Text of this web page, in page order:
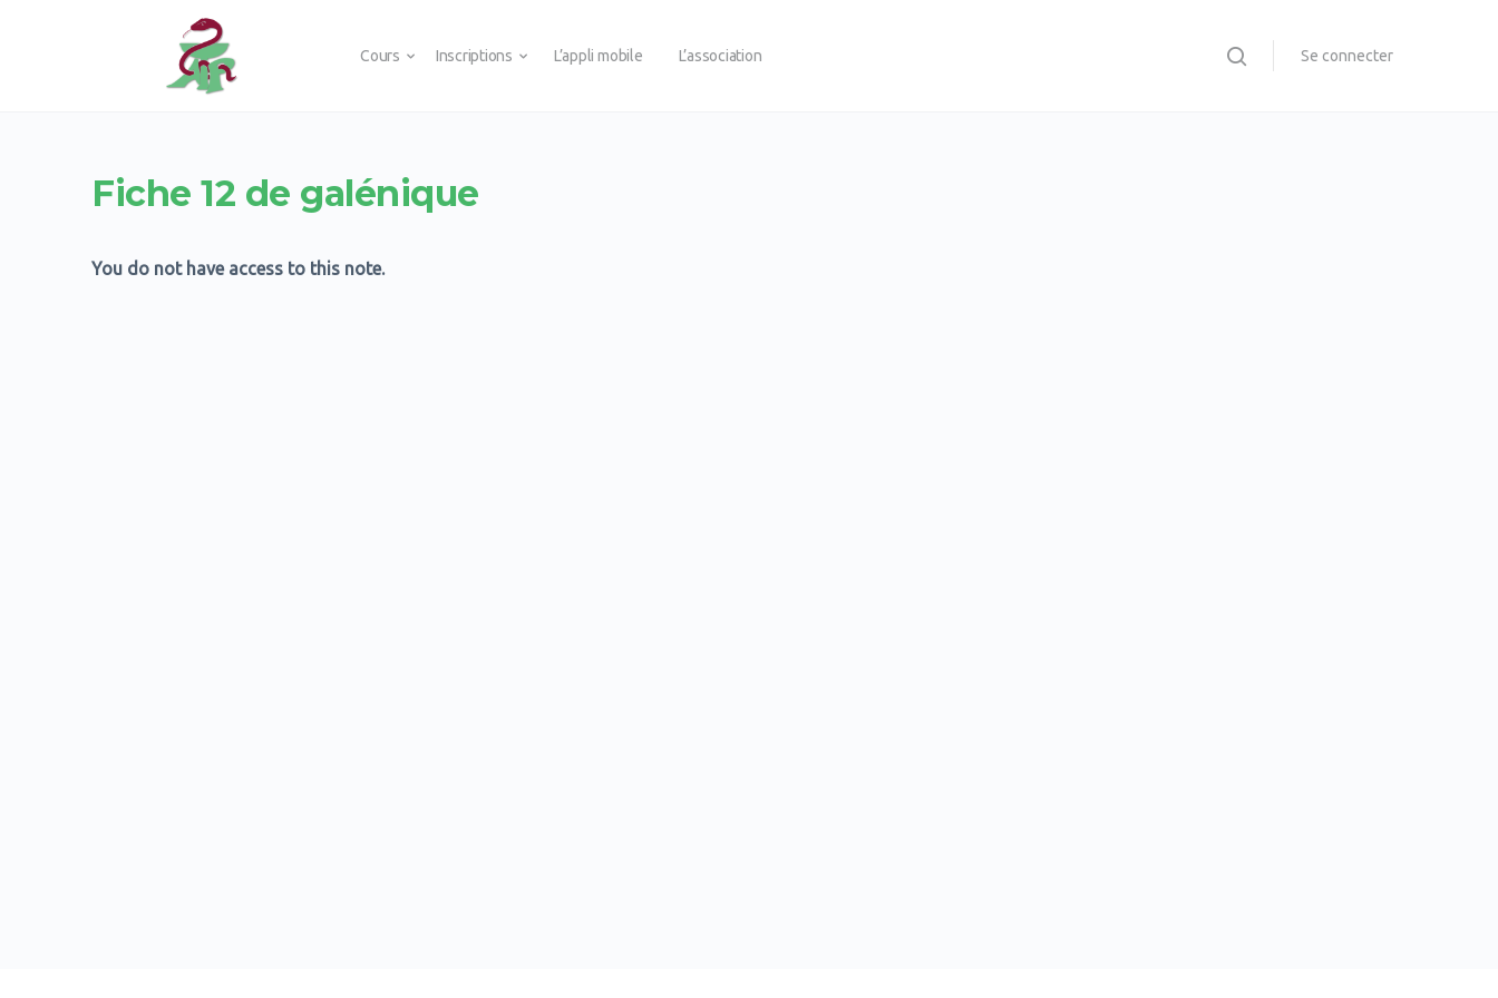
Cours Inscriptions L’appli mobile L’association Se connecter
Fiche 12 de galénique
You do not have access to this note.